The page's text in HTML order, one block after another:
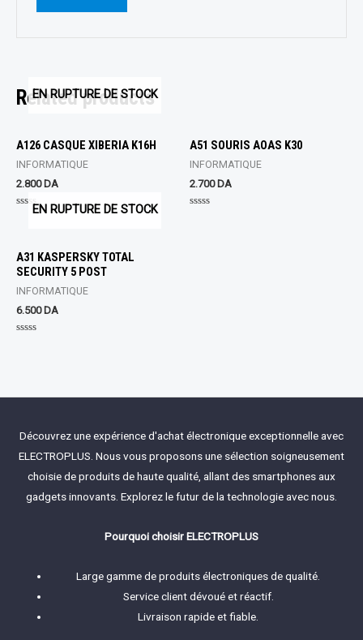
Related products
EN RUPTURE DE STOCK
A126 CASQUE XIBERIA K16H
INFORMATIQUE
2.800DA
Rated
5
A51 SOURIS AOAS K30
INFORMATIQUE
2.700DA
EN RUPTURE DE STOCK
A31 KASPERSKY TOTAL
SECURITY 5 POST
INFORMATIQUE
6.500DA
Découvrez une expérience d'achat électronique exceptionnelle avec
ELECTROPLUS. Nous vous proposons une sélection soigneusement
choisie de produits de haute qualité, allant des smartphones aux
gadgets innovants. Explorez le futur de la technologie avec nous.
Pourquoi choisir ELECTROPLUS
Large gamme de produits électroniques de qualité.
Service client dévoué et réactif.
Livraison rapide et fiable.